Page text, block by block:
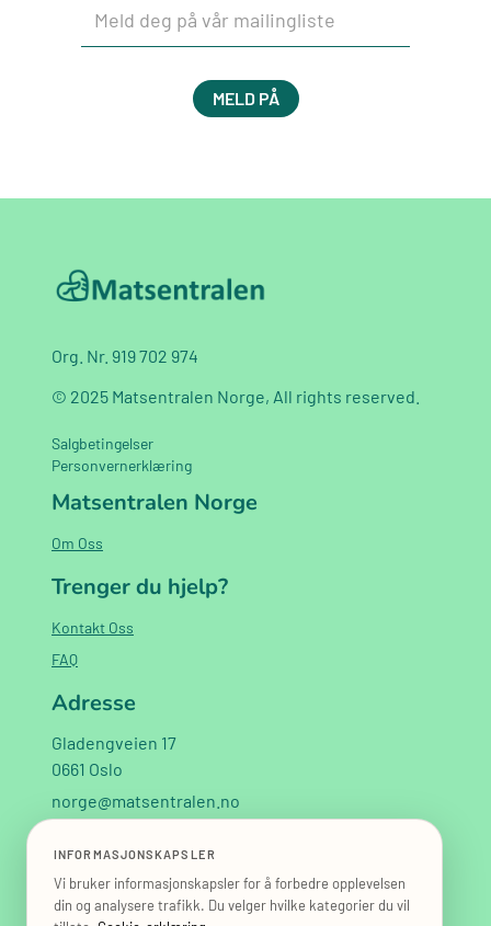
Org. Nr. 919 702 974
© 2025 Matsentralen Norge, All rights reserved.
Salgbetingelser
Personvernerklæring
Matsentralen Norge
Om Oss
Trenger du hjelp?
Kontakt Oss
FAQ
Adresse
Gladengveien 17
0661 Oslo
norge@matsentralen.no
INFORMASJONSKAPSLER
Vi bruker informasjonskapsler for å forbedre opplevelsen
din og analysere trafikk. Du velger hvilke kategorier du vil